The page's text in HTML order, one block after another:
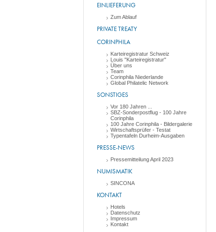
EINLIEFERUNG
Zum Ablauf
PRIVATE TREATY
CORINPHILA
Karteiregistratur Schweiz
Louis "Karteiregistratur"
Über uns
Team
Corinphila Niederlande
Global Philatelic Network
SONSTIGES
Vor 180 Jahren ...
SBZ-Sonderpostflug - 100 Jahre
Corinphila
100 Jahre Corinphila - Bildergalerie
Wirtschaftsprüfer - Testat
Typentafeln Durheim-Ausgaben
PRESSE-NEWS
Pressemitteilung April 2023
NUMISMATIK
SINCONA
KONTAKT
Hotels
Datenschutz
Impressum
Kontakt